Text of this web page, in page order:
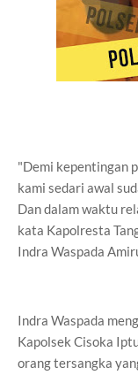
"Demi kepentingan
kami sedari awal
Dan dalam waktu
kata Kapolresta
Indra Waspada
Indra Waspada
Kapolsek Cisoka
orang tersangka